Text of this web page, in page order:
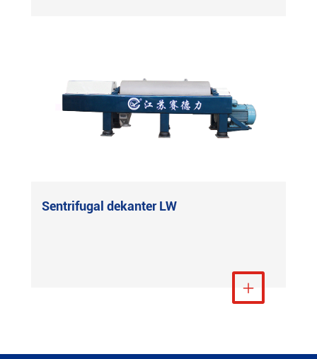
Sentrifugal dekanter LW
Lihat Lebih Banyak
